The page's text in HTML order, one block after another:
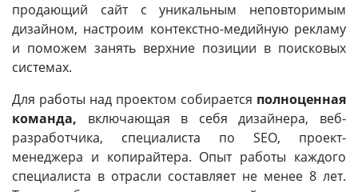
продающий сайт с уникальным неповторимым
дизайном, настроим контекстно-медийную рекламу
и поможем занять верхние позиции в поисковых
системах.
Для работы над проектом собирается полноценная
команда, включающая в себя дизайнера, веб-
разработчика, специалиста по SEO, проект-
менеджера и копирайтера. Опыт работы каждого
специалиста в отрасли составляет не менее 8 лет.